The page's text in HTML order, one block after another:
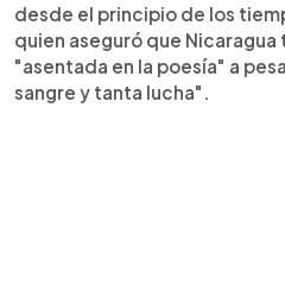
desde el principio de los
quien aseguró que Nicaragua
"asentada en la poesía" a
sangre y tanta lucha".